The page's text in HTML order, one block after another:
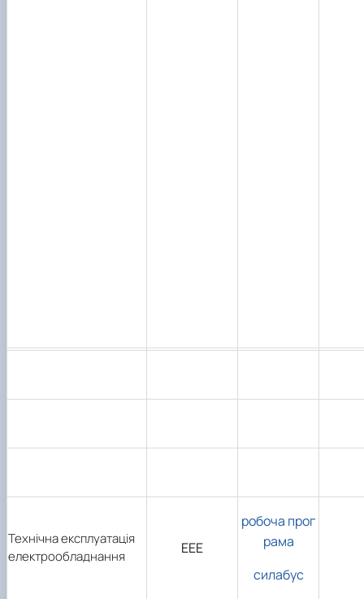
Технічна експлуатація
електрообладнання
ЕЕЕ
робоча прог
рама
силабус